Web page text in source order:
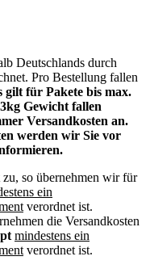
Deutschlands durch
Pro Bestellung fallen
gilt für Pakete bis max.
Gewicht fallen
Versandkosten an.
werden wir Sie vor
zu, so übernehmen wir für
ein
verordnet ist.
die Versandkosten
mindestens ein
verordnet ist.